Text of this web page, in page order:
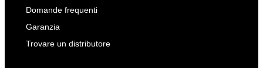
Domande frequenti
Garanzia
Trovare un distributore